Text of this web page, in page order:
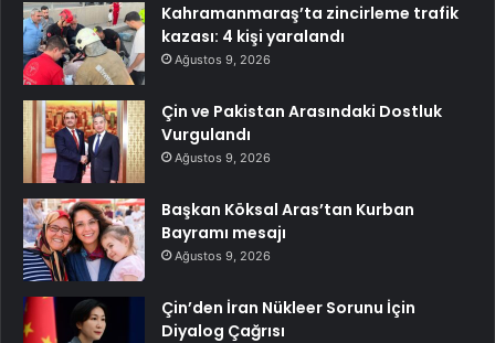
Kahramanmaraş’ta zincirleme trafik
kazası: 4 kişi yaralandı
Ağustos 9, 2026
Çin ve Pakistan Arasındaki Dostluk
Vurgulandı
Ağustos 9, 2026
Başkan Köksal Aras’tan Kurban
Bayramı mesajı
Ağustos 9, 2026
Çin’den İran Nükleer Sorunu İçin
Diyalog Çağrısı